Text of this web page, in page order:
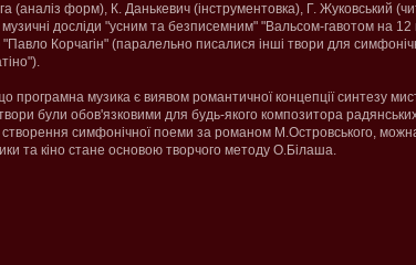
(аналіз форм), К. Данькевич (інструментовка), Г. Жуковський
досліди "усним та безписемним" "Вальсом-гавотом на 12
Корчагін" (паралельно писалися інші твори для
програмна музика є виявом романтичної концепції синтезу
були обов'язковими для будь-якого композитора
симфонічної поеми за романом М.Островського,
та кіно стане основою творчого методу О.Білаша.